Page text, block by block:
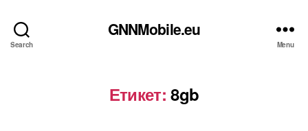
Search
GNNMobile.eu
Menu
Етикет: 8gb